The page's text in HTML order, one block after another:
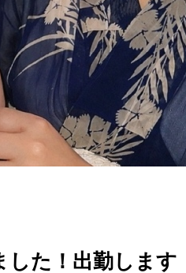
した！出勤します